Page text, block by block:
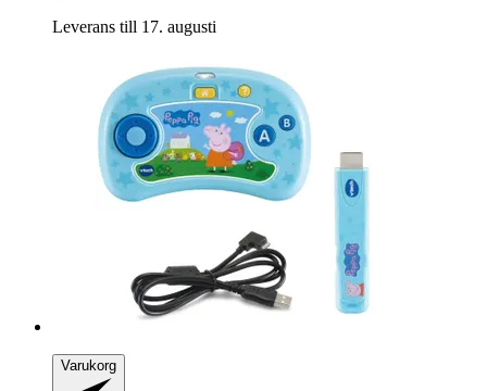
Leverans till 17. augusti
Varukorg